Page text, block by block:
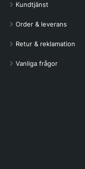
Kundtjänst
Order & leverans
Retur & reklamation
Vanliga frågor